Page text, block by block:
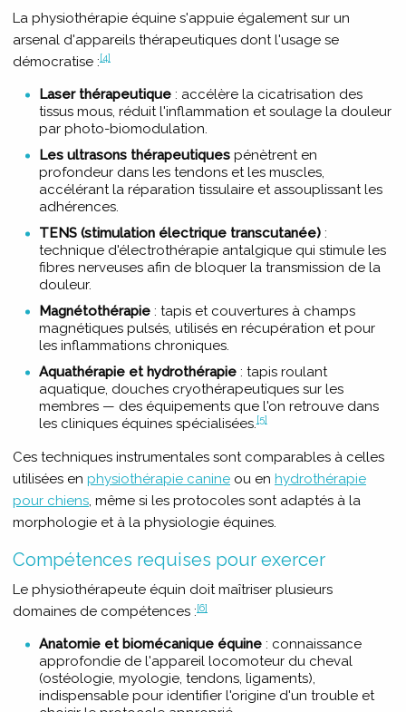
La physiothérapie équine s'appuie également sur un
arsenal d'appareils thérapeutiques dont l'usage se
démocratise :[4]
Laser thérapeutique: accélère la cicatrisation des
tissus mous, réduit l'inflammation et soulage la douleur
par photo-biomodulation.
Les ultrasons thérapeutiquespénètrent en
profondeur dans les tendons et les muscles,
accélérant la réparation tissulaire et assouplissant les
adhérences.
TENS (stimulation électrique transcutanée):
technique d'électrothérapie antalgique qui stimule les
fibres nerveuses afin de bloquer la transmission de la
douleur.
Magnétothérapie: tapis et couvertures à champs
magnétiques pulsés, utilisés en récupération et pour
les inflammations chroniques.
Aquathérapie et hydrothérapie: tapis roulant
aquatique, douches cryothérapeutiques sur les
membres — des équipements que l'on retrouve dans
les cliniques équines spécialisées.[5]
Ces techniques instrumentales sont comparables à celles
utilisées en physiothérapie canine ou en hydrothérapie
pour chiens, même si les protocoles sont adaptés à la
morphologie et à la physiologie équines.
Compétences requises pour exercer
Le physiothérapeute équin doit maîtriser plusieurs
domaines de compétences :[6]
Anatomie et biomécanique équine: connaissance
approfondie de l'appareil locomoteur du cheval
(ostéologie, myologie, tendons, ligaments),
indispensable pour identifier l'origine d'un trouble et